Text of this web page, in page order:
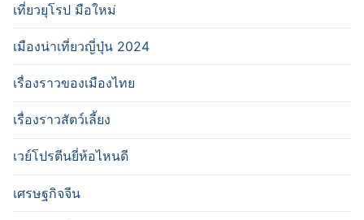
เที่ยวยุโรป มือใหม่
เมืองน่าเที่ยวญี่ปุ่น 2024
เรื่องราวของเมืองไทย
เรื่องราวสัตว์เลี้ยง
เวย์โปรตีนยี่ห้อไหนดี
เศรษฐกิจจีน